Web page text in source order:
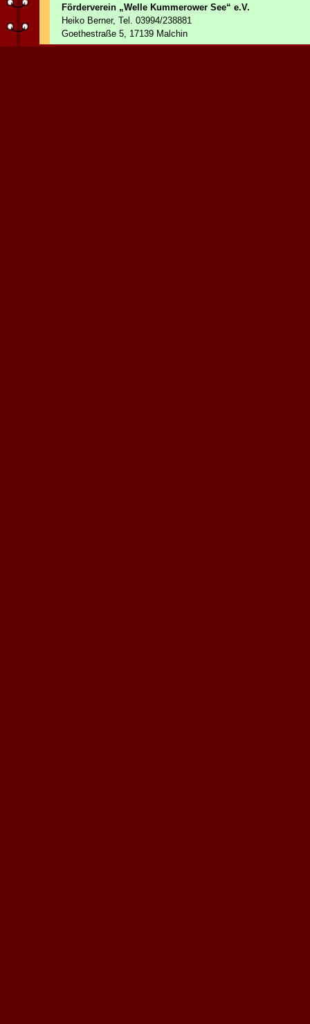
Förderverein „Welle Kummerower See“ e.V.
Heiko Berner, Tel. 03994/238881
Goethestraße 5, 17139 Malchin